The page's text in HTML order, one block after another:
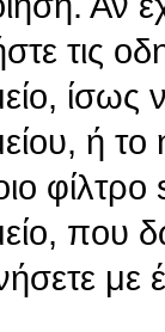
τις
ίσως
ή το
φίλτρο
που
με